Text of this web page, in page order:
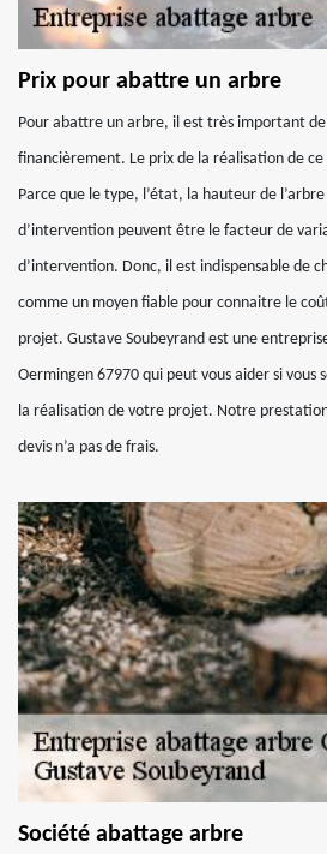
Prix pour abattre un arbre
Pour abattre un arbre, il est très important
financièrement. Le prix de la réalisation de ce
Parce que le type, l’état, la hauteur de
d’intervention peuvent être le facteur de
d’intervention. Donc, il est indispensable de
comme un moyen fiable pour connaitre le
projet. Gustave Soubeyrand est une
Oermingen 67970 qui peut vous aider si vous
la réalisation de votre projet. Notre
devis n’a pas de frais.
Société abattage arbre